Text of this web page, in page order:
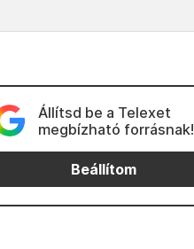
Állítsd be a Telexet
megbízható forrásnak!
Beállítom